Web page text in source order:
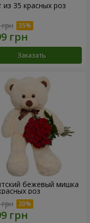
из 35 красных роз
Заказать
бежевый мишка
роз